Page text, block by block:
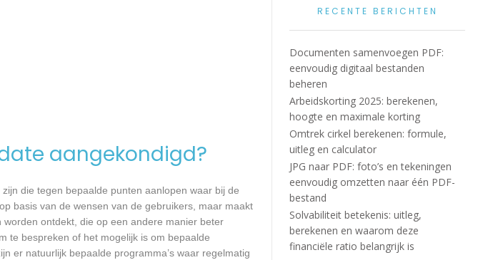
aangekondigd?
die tegen bepaalde punten aanlopen waar bij de
basis van de wensen van de gebruikers, maar maakt
ontdekt, die op een andere manier beter
te bespreken of het mogelijk is om bepaalde
er natuurlijk bepaalde programma’s waar regelmatig
RECENTE BERICHTEN
Documenten samenvoegen PDF:
eenvoudig digitaal bestanden
beheren
Arbeidskorting 2025: berekenen,
hoogte en maximale korting
Omtrek cirkel berekenen: formule,
uitleg en calculator
JPG naar PDF: foto’s en tekeningen
eenvoudig omzetten naar één PDF-
bestand
Solvabiliteit betekenis: uitleg,
berekenen en waarom deze
financiële ratio belangrijk is